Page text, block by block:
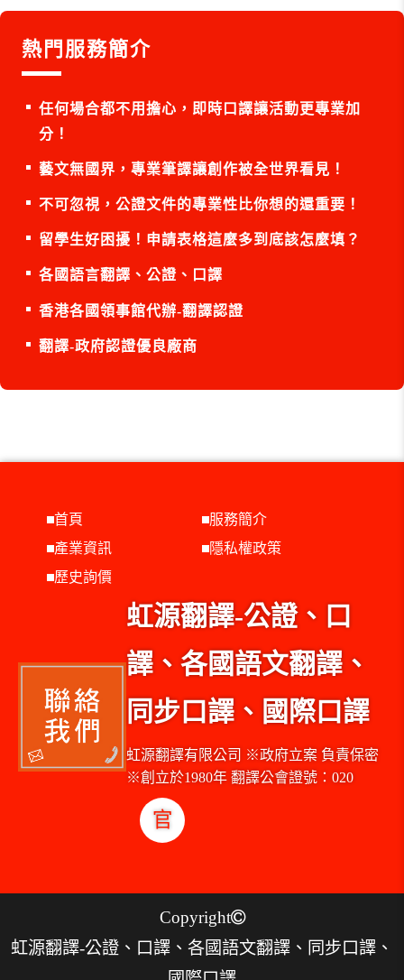
熱門服務簡介
任何場合都不用擔心，即時口譯讓活動更專業加
分！
藝文無國界，專業筆譯讓創作被全世界看見！
不可忽視，公證文件的專業性比你想的還重要！
留學生好困擾！申請表格這麼多到底該怎麼填？
各國語言翻譯、公證、口譯
香港各國領事館代辦-翻譯認證
翻譯-政府認證優良廠商
首頁
服務簡介
產業資訊
隱私權政策
歷史詢價
虹源翻譯-公證、口
譯、各國語文翻譯、
同步口譯、國際口譯
虹源翻譯有限公司 ※政府立案 負責保密
※創立於1980年 翻譯公會證號：020
官
Copyright
虹源翻譯-公證、口譯、各國語文翻譯、同步口譯、